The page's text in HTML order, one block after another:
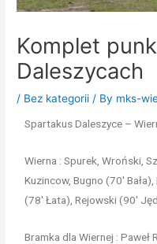
Komplet
Daleszycach
/ Bez kategorii / By mks-
Spartakus Daleszyce –
Wierna : Spurek, Wroński,
Kuzincow, Bugno (70′
(78′ Łata), Rejowski (90′
Bramka dla Wiernej : Paweł